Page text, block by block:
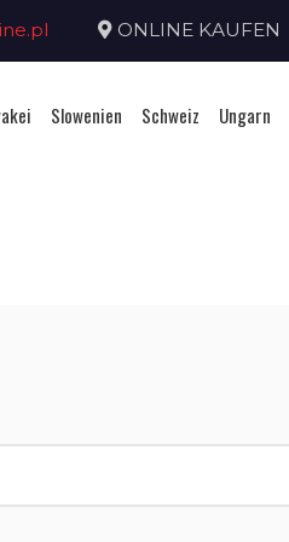
ONLINE KAUFEN
Slowenien Schweiz Ungarn